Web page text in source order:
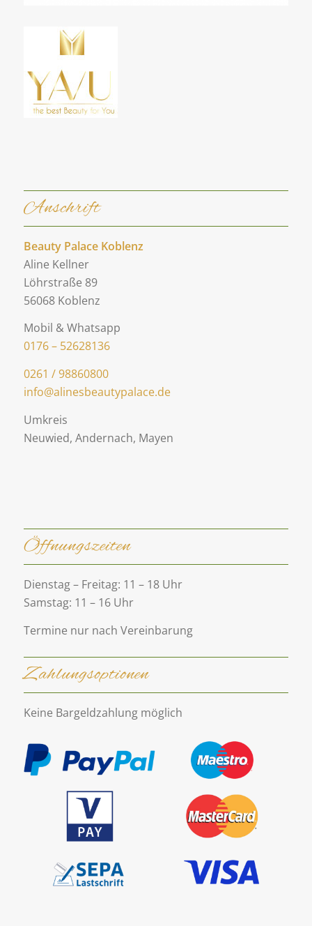
Anschrift
Beauty Palace Koblenz
Aline Kellner
Löhrstraße 89
56068 Koblenz
Mobil & Whatsapp
0176 – 52628136
0261 / 98860800
info@alinesbeautypalace.de
Umkreis
Neuwied, Andernach, Mayen
Öffnungszeiten
Dienstag – Freitag: 11 – 18 Uhr
Samstag: 11 – 16 Uhr
Termine nur nach Vereinbarung
Zahlungsoptionen
Keine Bargeldzahlung möglich